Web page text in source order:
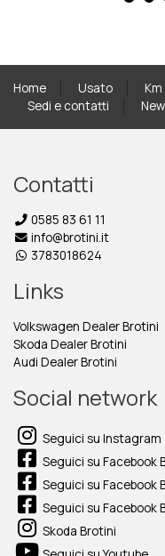
Home Usato Km
Sedi e contatti
Contatti
0585 83 61 11
info@brotini.it
3783018624
Links
Volkswagen Dealer Brotini
Skoda Dealer Brotini
Audi Dealer Brotini
Social network
Seguici su Instagram
Seguici su Facebook
Seguici su Facebook
Seguici su Facebook
Skoda Brotini